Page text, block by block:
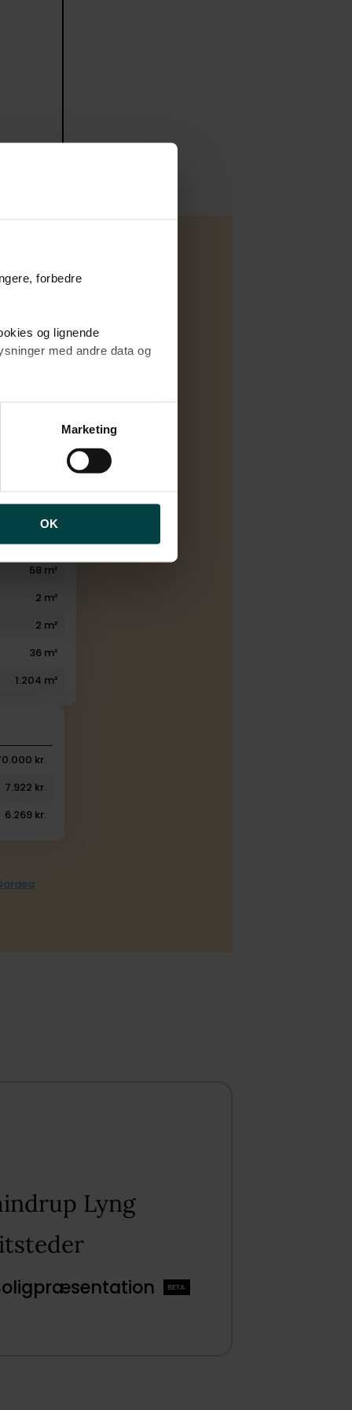
forbedre
og lignende
med andre data og
af cookies samt
af personoplysninger
Marketing
OK
Salg
1
58 m²
2 m²
2 m²
36 m²
1.204 m²
kr.
7.922 kr.
6.269 kr.
Lyng​
BETA